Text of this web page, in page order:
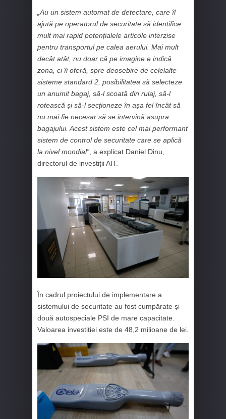
„Au un sistem automat de detectare, care îl
ajută pe operatorul de securitate să identifice
mult mai rapid potențialele articole interzise
pentru transportul pe calea aerului. Mai mult
decât atât, nu doar că pe imagine e indică
zona, ci îi oferă, spre deosebire de celelalte
sisteme standard 2, posibilitatea să selecteze
un anumit bagaj, să-l scoată din rulaj, să-l
rotească și să-l secționeze în așa fel încât să
nu mai fie necesar să se intervină asupra
bagajului. Acest sistem este cel mai performant
sistem de control de securitate care se aplică
la nivel mondial” , a explicat Daniel Dinu,
directorul de investiții AIT.
În cadrul proiectului de implementare a
sistemului de securitate au fost cumpărate și
două autospeciale PSI de mare capacitate.
Valoarea investiției este de 48,2 milioane de lei.